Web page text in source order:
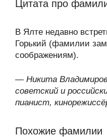
Цитата про
В Ялте недавно
Горький (фамилии
соображениям).
— Никита
советский и
пианист,
Похожие фамилии